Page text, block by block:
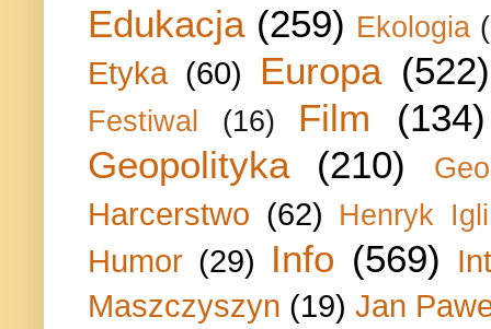
Edukacja (259) Ekologia
Etyka (60) Europa (522)
Festiwal (16) Film
(134)
Geopolityka
(210)
Harcerstwo (62) Henryk
Humor (29) Info (569)
Maszczyszyn (19) Jan